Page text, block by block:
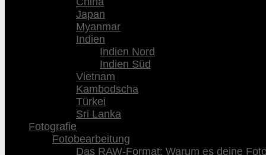
Japan
Myanmar
Indien
Indien Nord
Indien Süd
Vietnam
Kambodscha
Türkei
Sri Lanka
Fotografie
Fotobearbeitung
Das RAW-Format: Warum es deine